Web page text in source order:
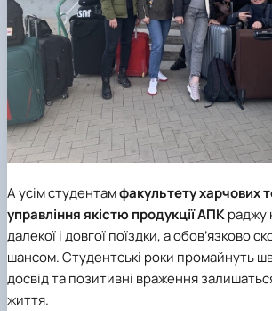
А усім студентамфакультету харчових
управління якістю продукції АПКраджу
далекої і довгої поїздки, а обов’язково
шансом.Студентські роки промайнуть
досвід та позитивні враження
життя.